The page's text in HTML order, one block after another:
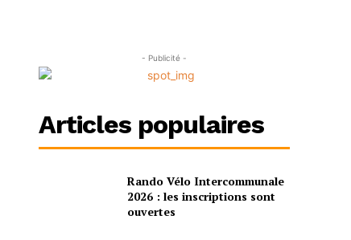
- Publicité -
Articles populaires
Rando Vélo Intercommunale
2026 : les inscriptions sont
ouvertes